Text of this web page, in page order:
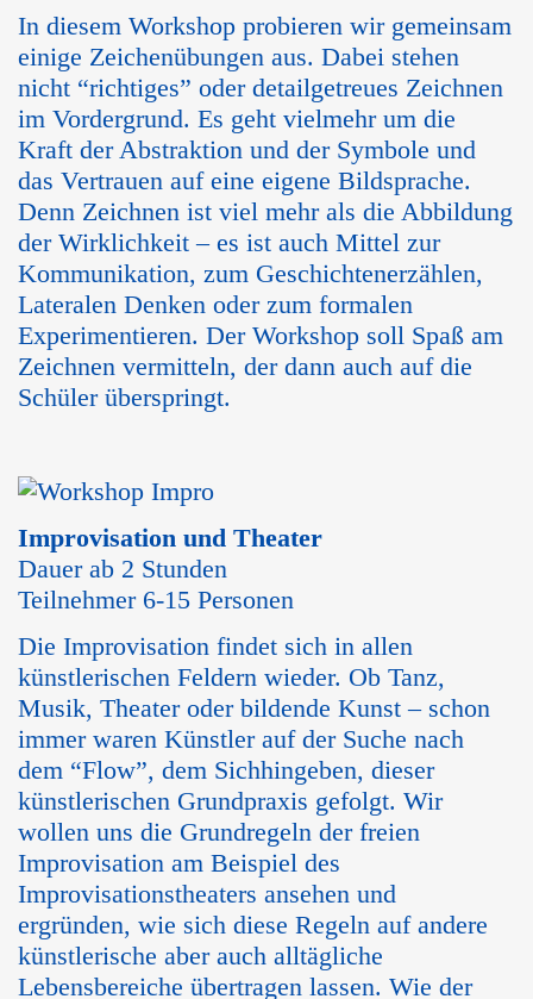
In diesem Workshop probieren wir gemeinsam
einige Zeichenübungen aus. Dabei stehen
nicht “richtiges” oder detailgetreues Zeichnen
im Vordergrund. Es geht vielmehr um die
Kraft der Abstraktion und der Symbole und
das Vertrauen auf eine eigene Bildsprache.
Denn Zeichnen ist viel mehr als die Abbildung
der Wirklichkeit – es ist auch Mittel zur
Kommunikation, zum Geschichtenerzählen,
Lateralen Denken oder zum formalen
Experimentieren. Der Workshop soll Spaß am
Zeichnen vermitteln, der dann auch auf die
Schüler überspringt.
Improvisation und Theater
Dauer ab 2 Stunden
Teilnehmer 6-15 Personen
Die Improvisation findet sich in allen
künstlerischen Feldern wieder. Ob Tanz,
Musik, Theater oder bildende Kunst – schon
immer waren Künstler auf der Suche nach
dem “Flow”, dem Sichhingeben, dieser
künstlerischen Grundpraxis gefolgt. Wir
wollen uns die Grundregeln der freien
Improvisation am Beispiel des
Improvisationstheaters ansehen und
ergründen, wie sich diese Regeln auf andere
künstlerische aber auch alltägliche
Lebensbereiche übertragen lassen. Wie der